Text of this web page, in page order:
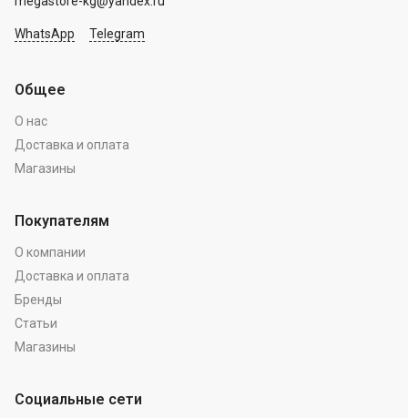
WhatsApp Telegram
Общее
О нас
Доставка и оплата
Магазины
Покупателям
О компании
Доставка и оплата
Бренды
Статьи
Магазины
Социальные сети